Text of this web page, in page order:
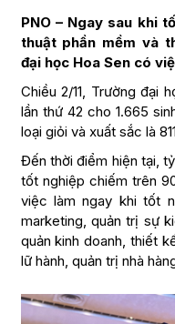
PNO – Ngay sau khi
thuật phần mềm và
đại học Hoa Sen có
Chiều 2/11, Trường đại
lần thứ 42 cho 1.665
loại giỏi và xuất sắc là
Đến thời điểm hiện tại,
tốt nghiệp chiếm trên
việc làm ngay khi tốt
marketing, quản trị sự
quản kinh doanh, thiết
lữ hành, quản trị nhà